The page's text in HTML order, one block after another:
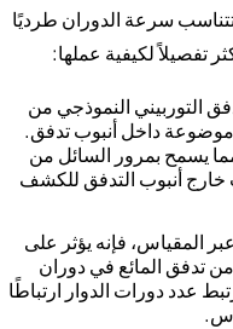
سرعة الدوران طرديًا
تفصيلاً لكيفية عملها:
التوربيني النموذجي من
داخل أنبوب تدفق.
مما يسمح بمرور السائل من
أنبوب التدفق للكشف
المقياس، فإنه يؤثر على
تدفق المائع في دوران
عدد دورات الدوار ارتباطًا